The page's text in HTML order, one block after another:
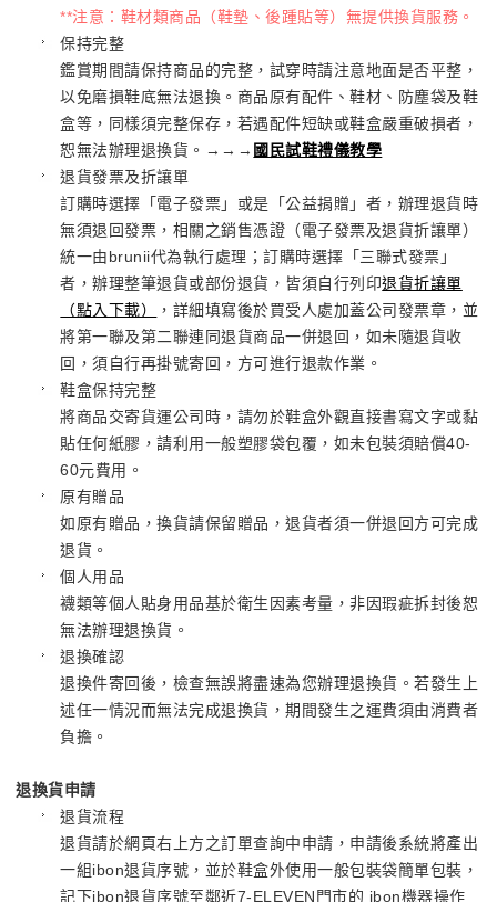
**注意：鞋材類商品（鞋墊、後踵貼等）無提供換貨服務。
保持完整
鑑賞期間請保持商品的完整，試穿時請注意地面是否平整，
以免磨損鞋底無法退換。商品原有配件、鞋材、防塵袋及鞋
盒等，同樣須完整保存，若遇配件短缺或鞋盒嚴重破損者，
恕無法辦理退換貨。→→→ 國民試鞋禮儀教學
退貨發票及折讓單
訂購時選擇「電子發票」或是「公益捐贈」者，辦理退貨時
無須退回發票，相關之銷售憑證（電子發票及退貨折讓單）
統一由brunii代為執行處理；訂購時選擇「三聯式發票」
者，辦理整筆退貨或部份退貨，皆須自行列印退貨折讓單
（點入下載）
，詳細填寫後於買受人處加蓋公司發票章，並
將第一聯及第二聯連同退貨商品一併退回，如未隨退貨收
回，須自行再掛號寄回，方可進行退款作業。
鞋盒保持完整
將商品交寄貨運公司時，請勿於鞋盒外觀直接書寫文字或黏
貼任何紙膠，請利用一般塑膠袋包覆，如未包裝須賠償40-
60元費用。
原有贈品
如原有贈品，換貨請保留贈品，退貨者須一併退回方可完成
退貨。
個人用品
襪類等個人貼身用品基於衛生因素考量，非因瑕疵拆封後恕
無法辦理退換貨。
退換確認
退換件寄回後，檢查無誤將盡速為您辦理退換貨。若發生上
述任一情況而無法完成退換貨，期間發生之運費須由消費者
負擔。
退換貨申請
退貨流程
退貨請於網頁右上方之訂單查詢中申請，申請後系統將產出
一組ibon退貨序號，並於鞋盒外使用一般包裝袋簡單包裝，
記下ibon退貨序號至鄰近7-ELEVEN門市的 ibon機器操作